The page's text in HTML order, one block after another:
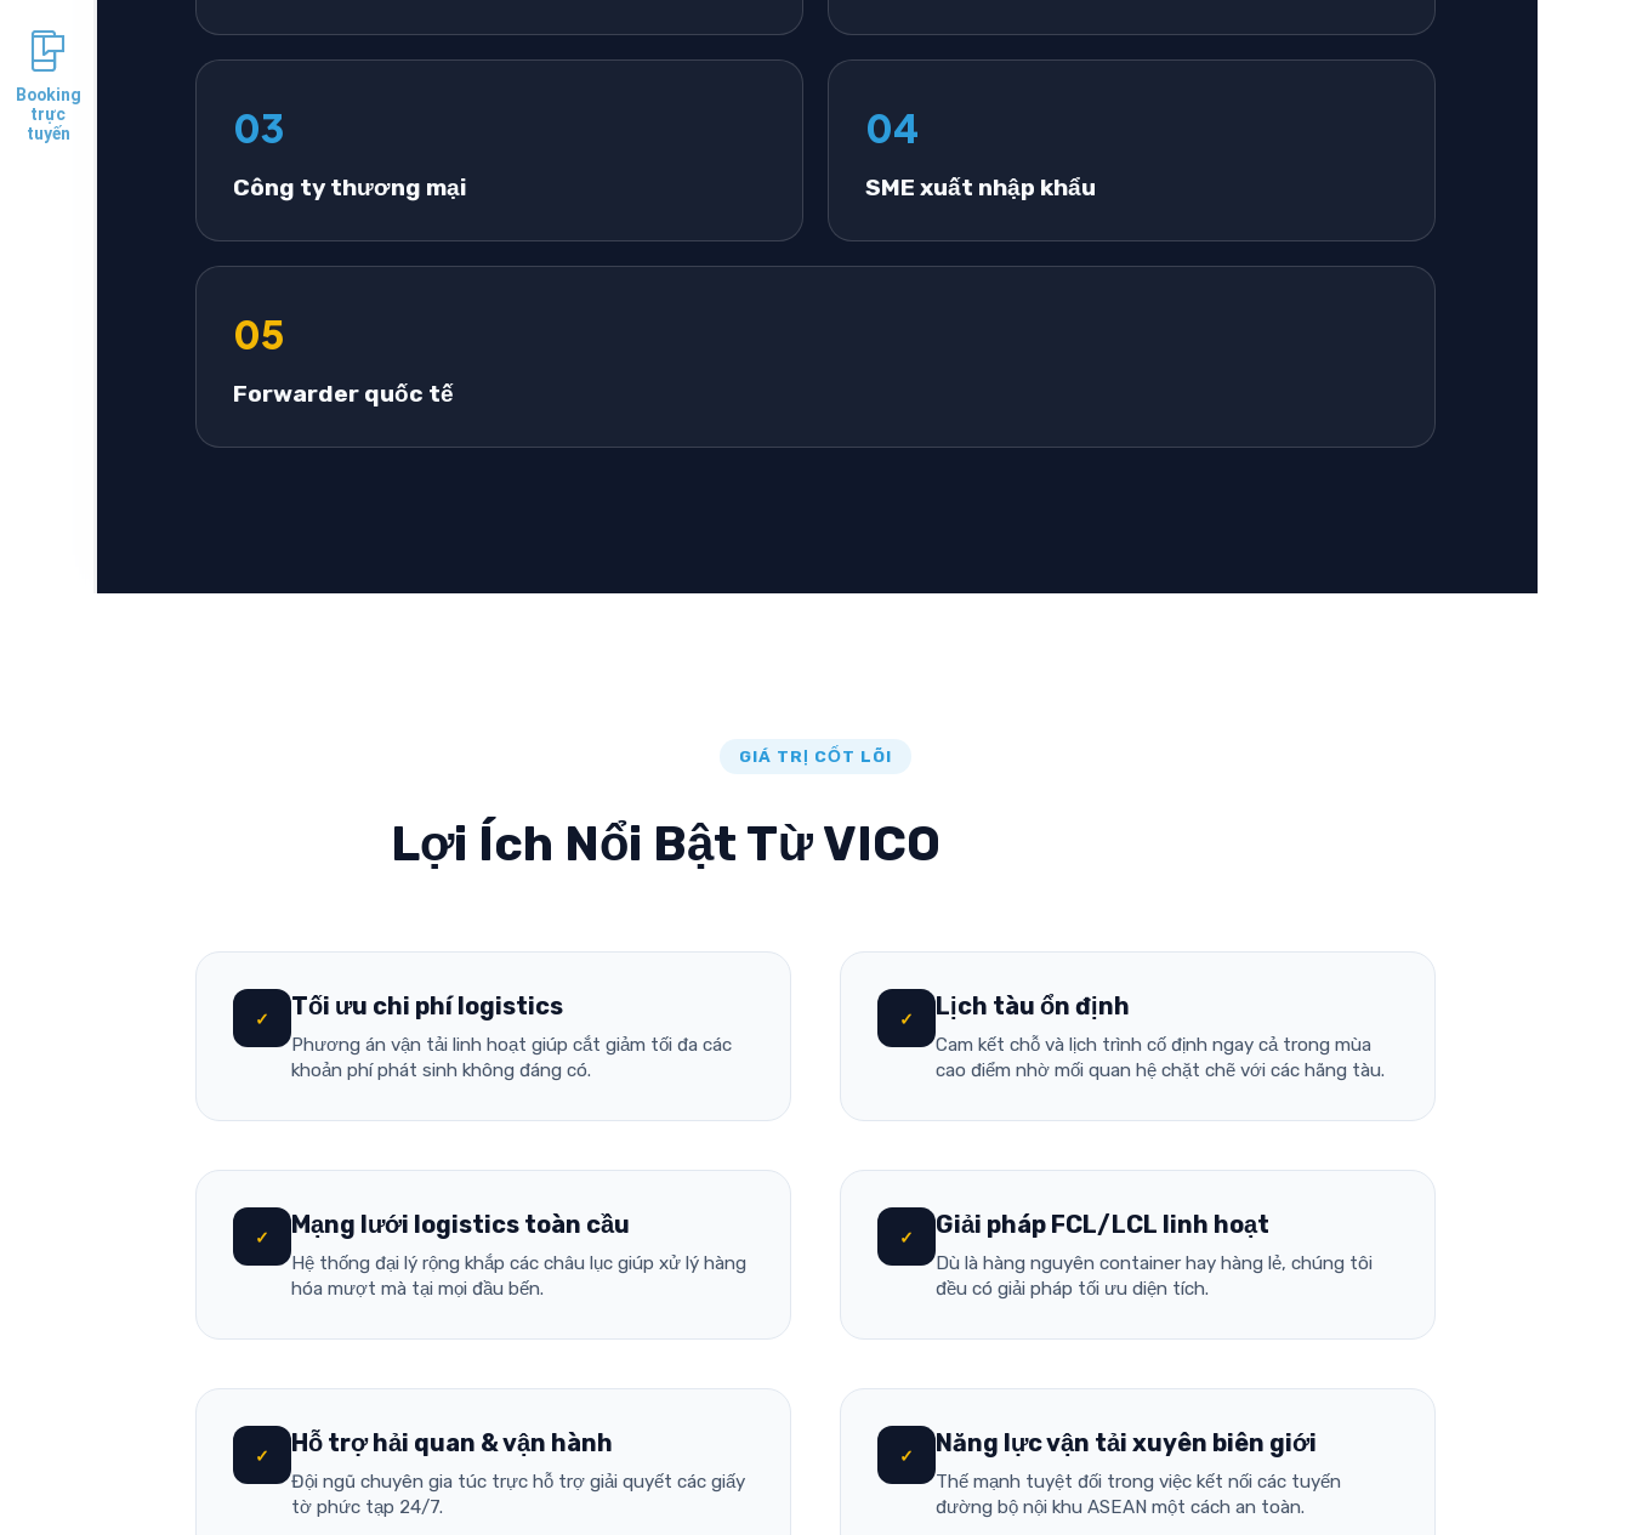
Booking
trực
tuyến